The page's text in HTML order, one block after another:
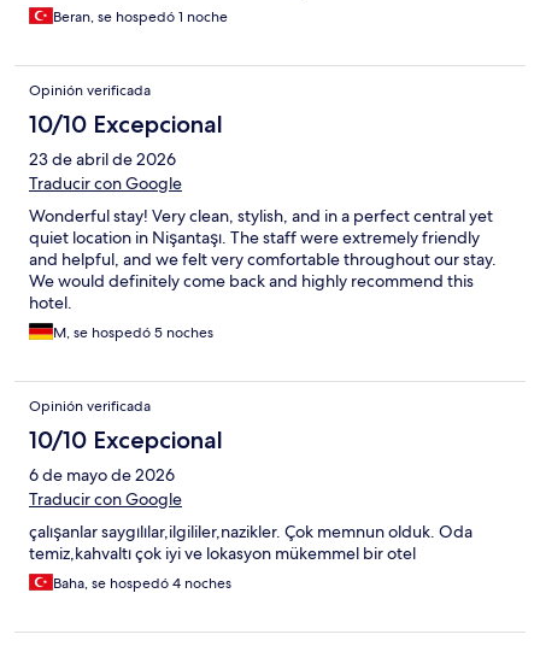
Beran, se hospedó 1 noche
Opinión verificada
10/10 Excepcional
23 de abril de 2026
Traducir con Google
Wonderful stay! Very clean, stylish, and in a perfect central yet
quiet location in Nişantaşı. The staff were extremely friendly
and helpful, and we felt very comfortable throughout our stay.
We would definitely come back and highly recommend this
hotel.
M, se hospedó 5 noches
Opinión verificada
10/10 Excepcional
6 de mayo de 2026
Traducir con Google
çalışanlar saygılılar,ilgililer,nazikler. Çok memnun olduk. Oda
temiz,kahvaltı çok iyi ve lokasyon mükemmel bir otel
Baha, se hospedó 4 noches